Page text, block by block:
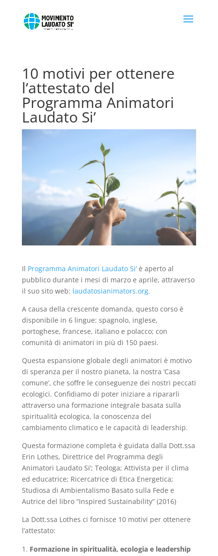
10 motivi per ottenere
l’attestato del
Programma Animatori
Laudato Si’
Il Programma Animatori Laudato Si’ è aperto al
pubblico durante i mesi di marzo e aprile, attraverso
il suo sito web: laudatosianimators.org.
A causa della crescente domanda, questo corso è
disponibile in 6 lingue: spagnolo, inglese,
portoghese, francese, italiano e polacco; con
comunità di animatori in più di 150 paesi.
Questa espansione globale degli animatori è motivo
di speranza per il nostro pianeta, la nostra ‘Casa
comune’, che soffre le conseguenze dei nostri peccati
ecologici. Confidiamo di poter iniziare a ripararli
attraverso una formazione integrale basata sulla
spiritualità ecologica, la conoscenza del
cambiamento climatico e le capacità di leadership.
Questa formazione completa è guidata dalla Dott.ssa
Erin Lothes, Direttrice del Programma degli
Animatori Laudato Si’; Teologa; Attivista per il clima
ed educatrice; Ricercatrice di Etica Energetica;
Studiosa di Ambientalismo Basato sulla Fede e
Autrice del libro “Inspired Sustainability” (2016)
La Dott.ssa Lothes ci fornisce 10 motivi per ottenere
l’attestato:
Formazione in spiritualità, ecologia e leadership